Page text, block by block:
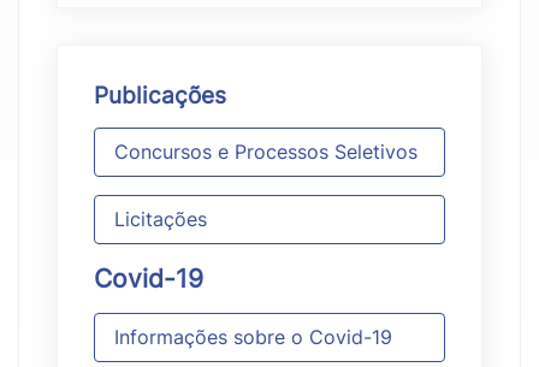
Publicações
Concursos e Processos Seletivos
Licitações
Covid-19
Informações sobre o Covid-19